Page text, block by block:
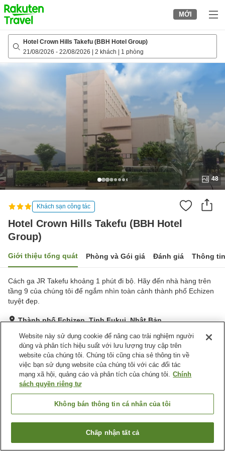
to
top
page
MỚI
Hotel Crown Hills Takefu (BBH Hotel Group)
21/08/2026 - 22/08/2026 2 khách 1 phòng
48
Khách sạn công tác
Hotel Crown Hills Takefu (BBH Hotel
Group)
Giới thiệu tổng quát Phòng và Gói giá Đánh giá Thông
Cách ga JR Takefu khoảng 1 phút đi bộ. Hãy đến nhà hàng trên
tầng 9 của chúng tôi để ngắm nhìn toàn cảnh thành phố Echizen
tuyệt đẹp.
Thành phố Echizen, Tỉnh Fukui, Nhật Bản
Rất tốt Đánh giá:130 lượt
Tiện nghi chỗ nghỉ
Máy bán hàng tự động
Hotel Crown Hills Takefu (BBH Hotel Group)
Tìm phòng trống
Website này sử dụng cookie để nâng cao trải nghiệm người
dùng và phân tích hiệu suất với lưu lượng truy cập trên
website của chúng tôi. Chúng tôi cũng chia sẻ thông tin về
việc bạn sử dụng website của chúng tôi với các đối tác
mạng xã hội, quảng cáo và phân tích của chúng tôi. Chính
sách quyền riêng tư
Không bán thông tin cá nhân của tôi
Chấp nhận tất cả